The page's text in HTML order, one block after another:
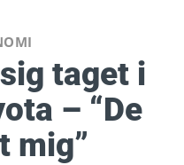
taget i
– “De
mig”